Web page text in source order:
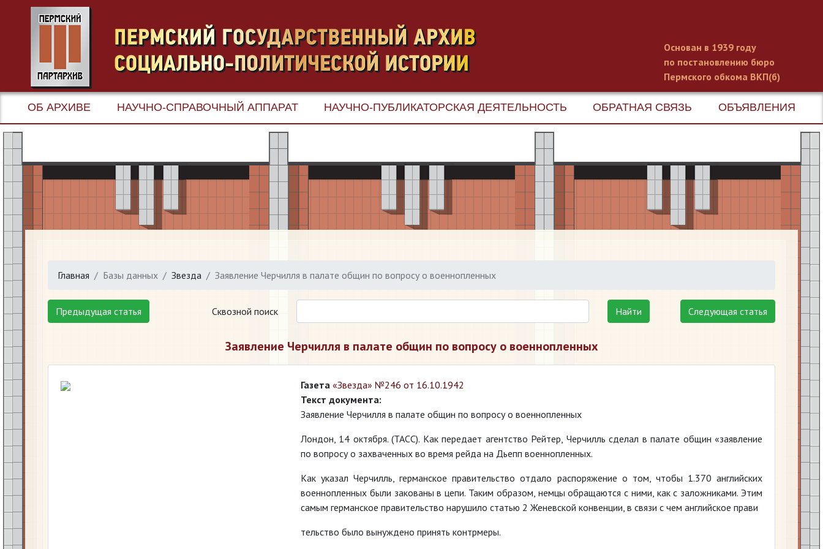
Основан в 1939 году
по постановлению бюро
Пермского обкома ВКП(б)
ОБ АРХИВЕ НАУЧНО-СПРАВОЧНЫЙ АППАРАТ НАУЧНО-ПУБЛИКАТОРСКАЯ ДЕЯТЕЛЬНОСТЬ ОБРАТНАЯ СВЯЗЬ ОБЪЯВЛЕНИЯ
Главная Базы данных Звезда Заявление Черчилля в палате общин по вопросу о военнопленных
Предыдущая статья Сквозной поиск Найти Следующая статья
Заявление Черчилля в палате общин по вопросу о военнопленных
Газета «Звезда» №246 от 16.10.1942
Текст документа:
Заявление Черчилля в палате общин по вопросу о военнопленных
Лондон, 14 октября. (ТАСС). Как передает агентство Рейтер, Черчилль сделал в палате общин «заявление
по вопросу о захваченных во время рейда на Дьепп военнопленных.
Как указал Черчилль, германское правительство отдало распоряжение о том, чтобы 1.370 английских
военнопленных были закованы в цепи. Таким образом, немцы обращаются с ними, как с заложниками. Этим
самым германское правительство нарушило статью 2 Женевской конвенции, в связи с чем английское прави
тельство было вынуждено принять контрмеры.